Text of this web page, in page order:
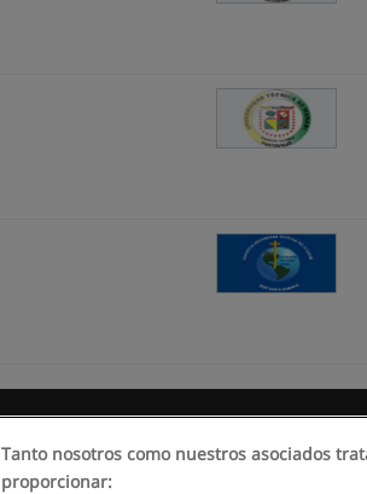
Privacidad de datos Contactar con Educaedu
Tanto nosotros como nuestros asociados
proporcionar: